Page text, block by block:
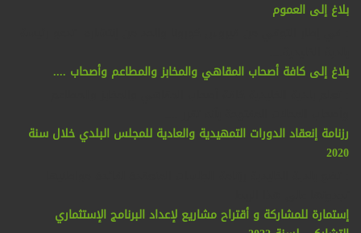
بلاغ إلى العموم
بلاغ إلى كافة أصحاب المقاهي والمخابز والمطاعم وأصحاب ....
رزنامة إنعقاد الدورات التمهيدية والعادية للمجلس البلدي خلال سنة
2020
إستمارة للمشاركة و أقتراح مشاريع لإعداد البرنامج الإستثماري